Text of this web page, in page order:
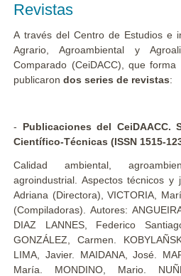
Revistas
A través del Centro de Estudios e
Agrario, Agroambiental y
Comparado (CeiDACC), que
publicarondos series de revistas:
- Publicaciones del CeiDAACC.
Científico-Técnicas (ISSN 1515-
Calidad ambiental,
agroindustrial. Aspectos técnicos y
Adriana (Directora), VICTORIA,
(Compiladoras). Autores:
DIAZ LANNES, Federico
GONZÁLEZ, Carmen.
LIMA, Javier. MAIDANA, José.
María. MONDINO, Mario.